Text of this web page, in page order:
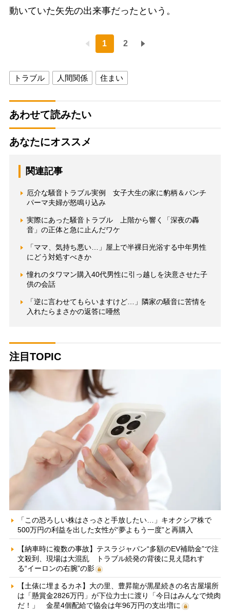
動いていた矢先の出来事だったという。
1 2
トラブル 人間関係 住まい
あわせて読みたい
あなたにオススメ
関連記事
厄介な騒音トラブル実例 女子大生の家に豹柄＆パンチ
パーマ夫婦が怒鳴り込み
実際にあった騒音トラブル 上階から響く「深夜の轟
音」の正体と急に止んだワケ
「ママ、気持ち悪い…」屋上で半裸日光浴する中年男性
にどう対処すべきか
憧れのタワマン購入40代男性に引っ越しを決意させた子
供の会話
「逆に言わせてもらいますけど…」隣家の騒音に苦情を
入れたらまさかの返答に唖然
注目TOPIC
「この恐ろしい株はさっさと手放したい…」キオクシア株で
500万円の利益を出した女性が“夢よもう一度”と再購入
【納車時に複数の事故】テスラジャパン“多額のEV補助金”で注
文殺到、現場は大混乱 トラブル続発の背後に見え隠れす
る“イーロンの右腕”の影
【土俵に埋まるカネ】大の里、豊昇龍が黒星続きの名古屋場所
は「懸賞金2826万円」が下位力士に渡り「今日はみんなで焼肉
だ！」 金星4個配給で協会は年96万円の支出増に